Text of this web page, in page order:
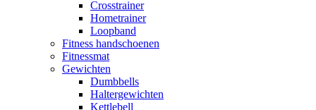
Crosstrainer
Hometrainer
Loopband
Fitness handschoenen
Fitnessmat
Gewichten
Dumbbells
Haltergewichten
Kettlebell